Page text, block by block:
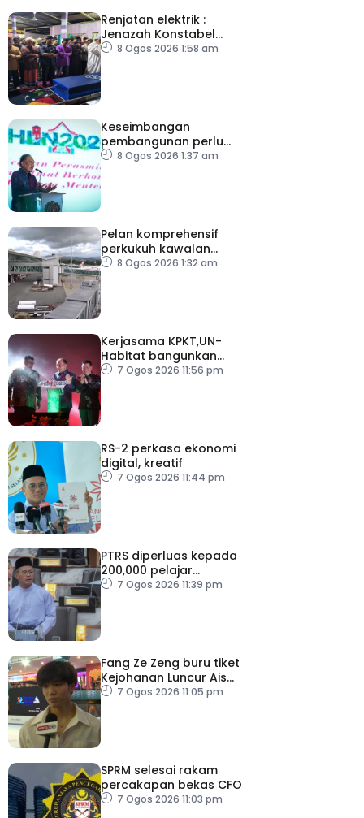
Renjatan elektrik :
Jenazah Konstabel
Muhammad Raimi
8 Ogos 2026 1:58 am
Keseimbangan
pembangunan perlu
ambil kira lokasi tumpuan
8 Ogos 2026 1:37 am
Pelan komprehensif
perkukuh kawalan
keselamatan di semua
8 Ogos 2026 1:32 am
Kerjasama KPKT,UN-
Habitat bangunkan
inisiatif My Public Space
7 Ogos 2026 11:56 pm
RS-2 perkasa ekonomi
digital, kreatif
7 Ogos 2026 11:44 pm
PTRS diperluas kepada
200,000 pelajar
menjelang 2030
7 Ogos 2026 11:39 pm
Fang Ze Zeng buru tiket
Kejohanan Luncur Ais
Dunia 2027
7 Ogos 2026 11:05 pm
SPRM selesai rakam
percakapan bekas CFO
7 Ogos 2026 11:03 pm